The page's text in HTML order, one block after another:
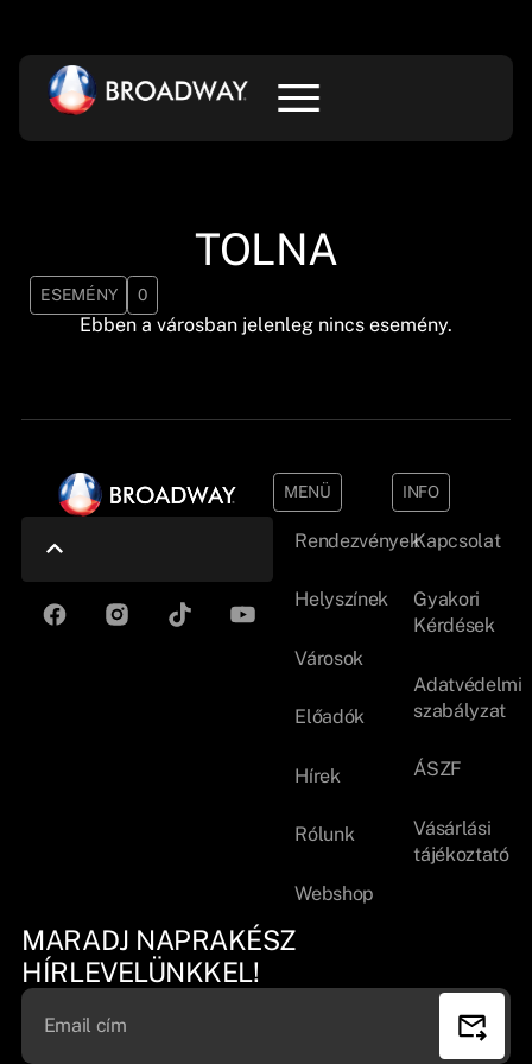
TOLNA
ESEMÉNY 0
Ebben a városban jelenleg nincs esemény.
MENÜ
Rendezvények
Helyszínek
Városok
Előadók
Hírek
Rólunk
Webshop
INFO
Kapcsolat
Gyakori
Kérdések
Adatvédelmi
szabályzat
ÁSZF
Vásárlási
tájékoztató
MARADJ NAPRAKÉSZ
HÍRLEVELÜNKKEL!